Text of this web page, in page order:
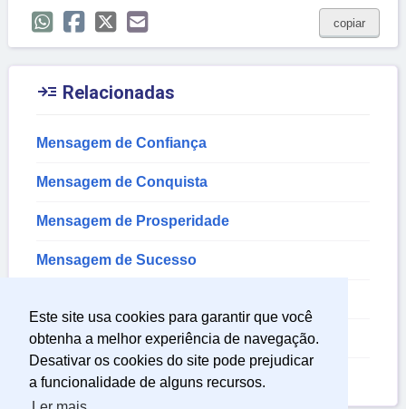
Este site usa cookies para garantir que você
obtenha a melhor experiência de navegação.
Desativar os cookies do site pode prejudicar
a funcionalidade de alguns recursos.
copiar
 Relacionadas
Mensagem de Confiança
Mensagem de Conquista
Mensagem de Prosperidade
Mensagem de Sucesso
Mensagem de Vitoria
Mensagem de Sabedoria